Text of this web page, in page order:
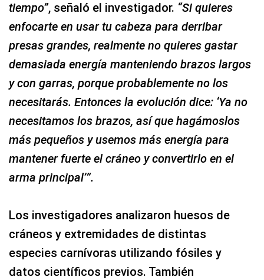
tiempo”, señaló el investigador. “Si quieres
enfocarte en usar tu cabeza para derribar
presas grandes, realmente no quieres gastar
demasiada energía manteniendo brazos largos
y con garras, porque probablemente no los
necesitarás. Entonces la evolución dice: ‘Ya no
necesitamos los brazos, así que hagámoslos
más pequeños y usemos más energía para
mantener fuerte el cráneo y convertirlo en el
arma principal’”.
Los investigadores analizaron huesos de
cráneos y extremidades de distintas
especies carnívoras utilizando fósiles y
datos científicos previos. También